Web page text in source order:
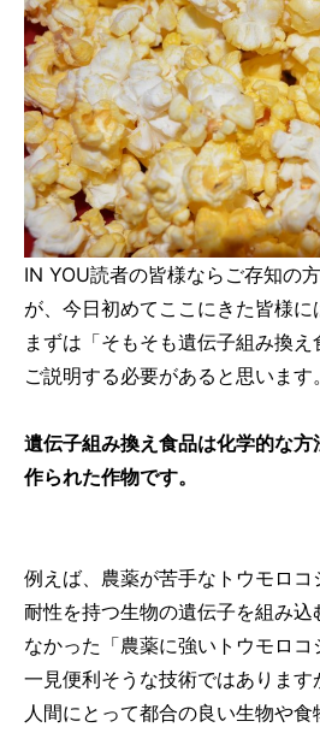
IN YOU読者の皆様ならご存知の
が、今日初めてここにきた皆様に
まずは「そもそも遺伝子組み換
ご説明する必要があると思います。
遺伝子組み換え食品は化学的な
作られた作物です。
例えば、農薬が苦手なトウモロ
耐性を持つ生物の遺伝子を組み
なかった「農薬に強いトウモロコ
一見便利そうな技術ではありま
人間にとって都合の良い生物や